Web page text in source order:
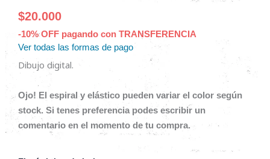
$20.000
-10% OFF pagando con TRANSFERENCIA
Ver todas las formas de pago
Dibujo digital.
Ojo! El espiral y elástico pueden variar el color según
stock. Si tenes preferencia podes escribir un
comentario en el momento de tu compra.